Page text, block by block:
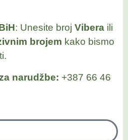
: Unesite broj Viberaili
brojem kako bismo
narudžbe: +387 66 46